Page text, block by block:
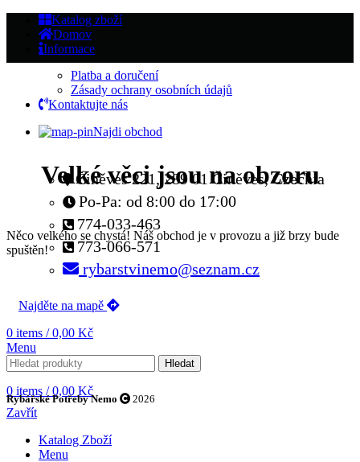
Katalog zboží
Domov
Informace
Platba a doručení
Zásady ochrany osobních údajů
Kontaktujte nás
Najdi obchod
Činěves 221, 289 01 Činěves, Czechia
Po-Pa: od 8:00 do 17:00
774-033-463
773-066-571
rybarstvinemo@seznam.cz
Najděte na mapě
0 items / 0,00 Kč
Menu
Hledat
0 items / 0,00 Kč
Velké věci jsou na obzoru
Něco velkého se chystá! Náš obchod je v provozu a již brzy bude
spuštěn!
Rybářské Potřeby Nemo 2026
Zavřít
Katalog Zboží
Menu